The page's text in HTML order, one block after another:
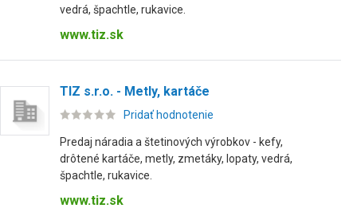
vedrá, špachtle, rukavice.
www.tiz.sk
TIZ s.r.o. - Metly, kartáče
Pridať hodnotenie
Predaj náradia a štetinových výrobkov - kefy,
drôtené kartáče, metly, zmetáky, lopaty, vedrá,
špachtle, rukavice.
www.tiz.sk